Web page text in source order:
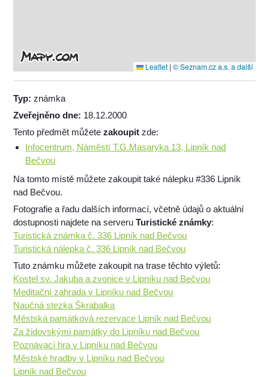
Leaflet | © Seznam.cz a.s. a další
Typ:známka
Zveřejněno dne: 18.12.2000
Tento předmět můžetezakoupit zde:
Infocentrum, Náměstí T.G.Masaryka 13, Lipník nad
Bečvou
Na tomto místě můžete zakoupit také nálepku #336 Lipník
nad Bečvou.
Fotografie a řadu dalších informací, včetně údajů o aktuální
dostupnosti najdete na serveruTuristické známky:
Turistická známka č. 336 Lipník nad Bečvou
Turistická nálepka č. 336 Lipník nad Bečvou
Tuto známku můžete zakoupit na trase těchto výletů:
Kostel sv. Jakuba a zvonice v Lipníku nad Bečvou
Meditační zahrada v Lipníku nad Bečvou
Naučná stezka Škrabalka
Městská památková rezervace Lipník nad Bečvou
Za židovskými památky do Lipníku nad Bečvou
Poznávací hra v Lipníku nad Bečvou
Městské hradby v Lipníku nad Bečvou
Lipník nad Bečvou